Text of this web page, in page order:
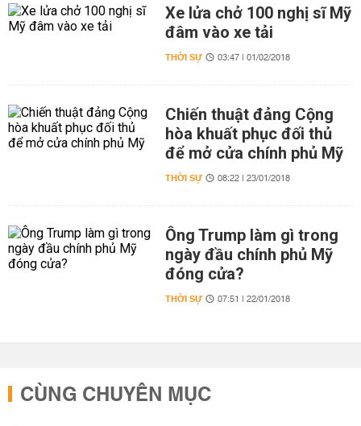
Xe lửa chở 100 nghị sĩ Mỹ
đâm vào xe tải
THỜI SỰ 03:47 | 01/02/2018
Chiến thuật đảng Cộng
hòa khuất phục đối thủ
để mở cửa chính phủ Mỹ
THỜI SỰ 08:22 | 23/01/2018
Ông Trump làm gì trong
ngày đầu chính phủ Mỹ
đóng cửa?
THỜI SỰ 07:51 | 22/01/2018
CÙNG CHUYÊN MỤC